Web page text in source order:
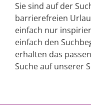
Sie sind auf der
barrierefreien
einfach nur
einfach den
erhalten das
Suche auf unserer